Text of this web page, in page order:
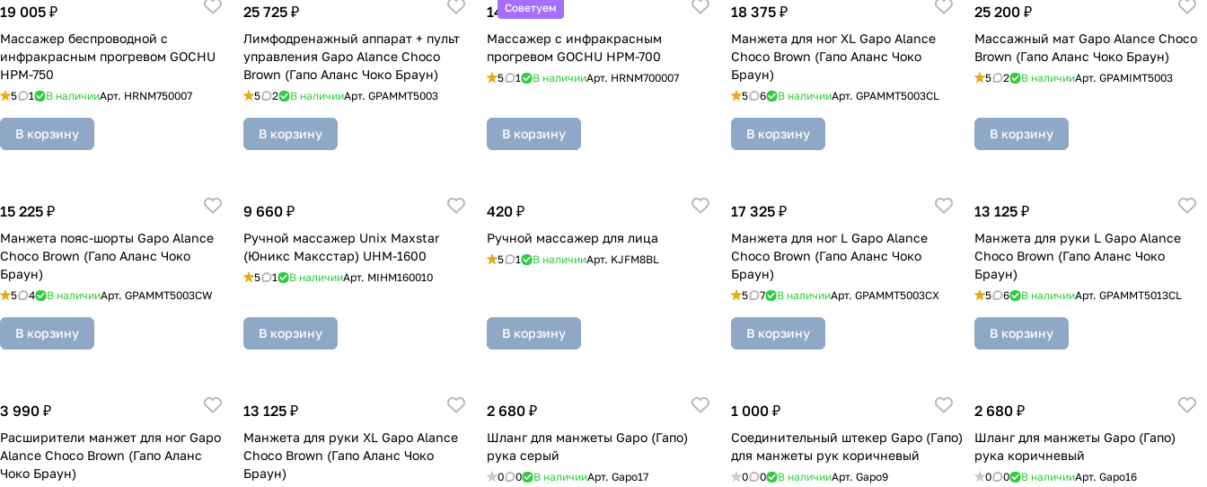
19 005 ₽
Массажер беспроводной с
инфракрасным прогревом GOCHU
HPM-750
5 1 В наличииАрт. HRNM750007
В корзину
25 725 ₽
Лимфодренажный аппарат + пульт
управления Gapo Alance Choco
Brown (Гапо Аланс Чоко Браун)
5 2 В наличииАрт.GPAMMT5003
В корзину
Советуем
14 965 ₽
Массажер с инфракрасным
прогревом GOCHU HPM-700
5 1 В наличииАрт. HRNM700007
В корзину
18 375 ₽
Манжета для ног XL Gapo Alance
Choco Brown (Гапо Аланс Чоко
Браун)
5 6 В наличииАрт. GPAMMT5003CL
В корзину
25 200 ₽
Массажный мат Gapo Alance Choco
Brown (Гапо Аланс Чоко Браун)
5 2 В наличииАрт. GPAMIMT5003
В корзину
15 225 ₽
Манжета пояс-шорты Gapo Alance
Choco Brown (Гапо Аланс Чоко
Браун)
5 4 В наличииАрт. GPAMMT5003CW
В корзину
9 660 ₽
Ручной массажер Unix Maxstar
(Юникс Максстар) UHM-1600
5 1 В наличииАрт. MIHM160010
В корзину
420 ₽
Ручной массажер для лица
5 1 В наличииАрт. KJFM8BL
В корзину
17 325 ₽
Манжета для ног L Gapo Alance
Choco Brown (Гапо Аланс Чоко
Браун)
5 7 В наличииАрт. GPAMMT5003CX
В корзину
13 125 ₽
Манжета для руки L Gapo Alance
Choco Brown (Гапо Аланс Чоко
Браун)
5 6 В наличииАрт. GPAMMT5013CL
В корзину
3 990 ₽
Расширители манжет для ног Gapo
Alance Choco Brown (Гапо Аланс
Чоко Браун)
13 125 ₽
Манжета для руки XL Gapo Alance
Choco Brown (Гапо Аланс Чоко
Браун)
2 680 ₽
Шланг для манжеты Gapo (Гапо)
рука серый
0 0 В наличииАрт.Gapo17
1 000 ₽
Соединительный штекер Gapo (Гапо)
для манжеты рук коричневый
0 0 В наличииАрт. Gapo9
2 680 ₽
Шланг для манжеты Gapo (Гапо)
рука коричневый
0 0 В наличииАрт. Gapo16